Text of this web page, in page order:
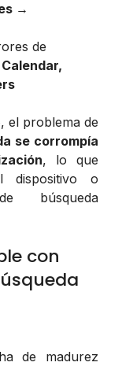
→
de
el problema de
se corrompía
, lo que
dispositivo o
búsqueda
con
de madurez